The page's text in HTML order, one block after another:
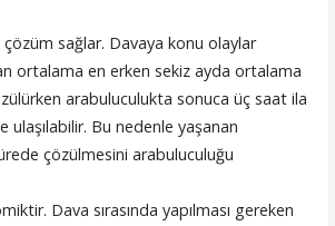
sağlar. Davaya konu olaylar
ortalama en erken sekiz ayda ortalama
arabuluculukta sonuca üç saat ila
ulaşılabilir. Bu nedenle yaşanan
çözülmesini arabuluculuğu
Dava sırasında yapılması gereken